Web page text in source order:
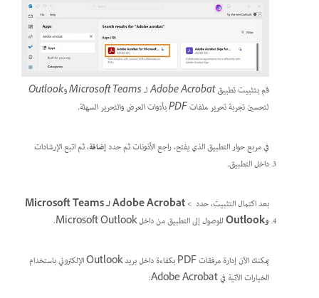
قم بتثبيت تطبيق Adobe Acrobat لـ Microsoft Teams وOutlook
لتحسين تجربة تحرير ملفات PDF بأدوات العرض والتحرير السهلة.
في مربع حوار التطبيق الذي يفتح، راجع الأذونات ثم حددإضافة، ثم اتبع الإرشادات
داخل التطبيق.
بعد اكتمال التثبيت، حدد >
Adobe Acrobat لـ Microsoft Teams
وOutlook
للوصول إلى التطبيق من داخل Microsoft Outlook.
يمكنك الآن إدارة مرفقات PDF بكفاءة داخل بريد Outlook الإلكتروني باستخدام
الخيارات الآتية في Adobe Acrobat: